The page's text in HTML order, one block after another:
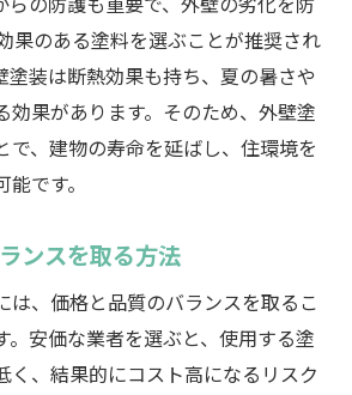
らの防護も重要で、外壁の劣化を防
果のある塗料を選ぶことが推奨され
塗装は断熱効果も持ち、夏の暑さや
効果があります。そのため、外壁塗
で、建物の寿命を延ばし、住環境を
です。
ンスを取る方法
は、価格と品質のバランスを取るこ
。安価な業者を選ぶと、使用する塗
く、結果的にコスト高になるリスク